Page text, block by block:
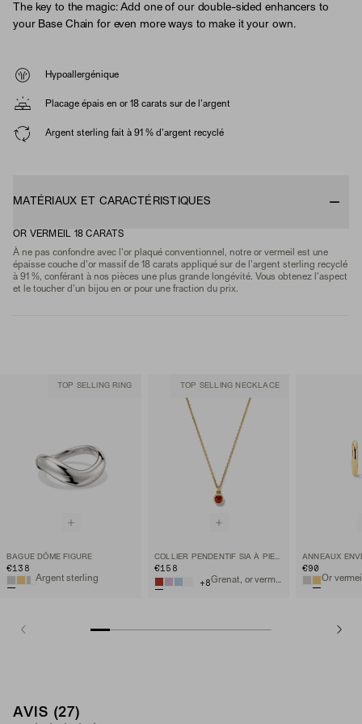
The key to the magic: Add one of our double-sided enhancers to
your Base Chain for even more ways to make it your own.
Hypoallergénique
Placage épais en or 18 carats sur de l'argent
Argent sterling fait à 91 % d'argent recyclé
MATÉRIAUX ET CARACTÉRISTIQUES
OR VERMEIL 18 CARATS
À ne pas confondre avec l'or plaqué conventionnel, notre or vermeil est une
épaisse couche d'or massif de 18 carats appliqué sur de l'argent sterling recyclé
à 91 %, conférant à nos pièces une plus grande longévité. Vous obtenez l'aspect
et le toucher d'un bijou en or pour une fraction du prix.
TOP SELLING RING
BAGUE DÔME FIGURE
€138
Argent sterling
TOP SELLING NECKLACE
COLLIER PENDENTIF SIA À PIERRE DE NAISSANCE
€158
+8 Grenat, or vermeil 18 carats
€90
Or
AVIS (27)